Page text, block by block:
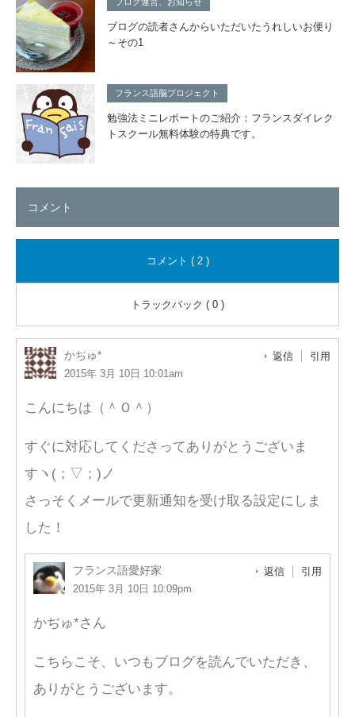
ブログの読者さんからいただいたうれしいお便り
～その1
フランス語脳プロジェクト
勉強法ミニレポートのご紹介：フランスダイレク
トスクール無料体験の特典です。
コメント
コメント ( 2 )
トラックバック ( 0 )
かぢゅ*
2015年 3月 10日 10:01am
返信 引用
こんにちは（＾Ｏ＾）
すぐに対応してくださってありがとうございま
すヽ(；▽；)ノ
さっそくメールで更新通知を受け取る設定にしま
した！
フランス語愛好家
2015年 3月 10日 10:09pm
返信 引用
かぢゅ*さん
こちらこそ、いつもブログを読んでいただき、
ありがとうございます。